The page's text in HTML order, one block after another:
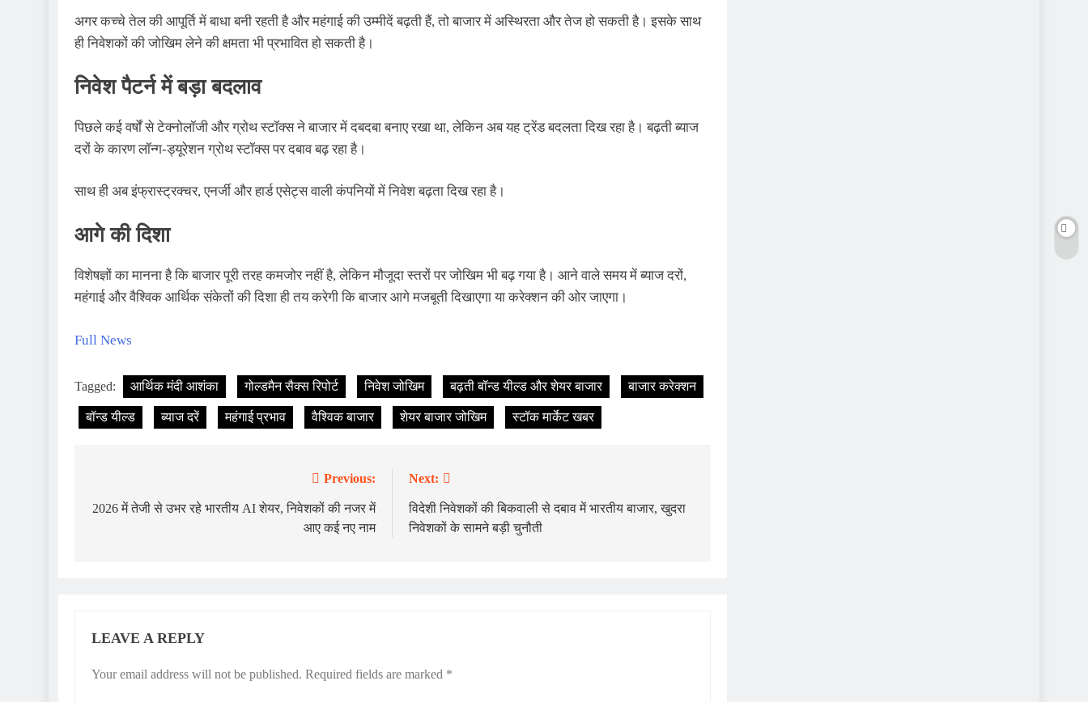
अगर कच्चे तेल की आपूर्ति में बाधा बनी रहती है और महंगाई की उम्मीदें बढ़ती हैं, तो बाजार में अस्थिरता और तेज हो सकती है। इसके साथ
ही निवेशकों की जोखिम लेने की क्षमता भी प्रभावित हो सकती है।
निवेश पैटर्न में बड़ा बदलाव
पिछले कई वर्षों से टेक्नोलॉजी और ग्रोथ स्टॉक्स ने बाजार में दबदबा बनाए रखा था, लेकिन अब यह ट्रेंड बदलता दिख रहा है। बढ़ती ब्याज
दरों के कारण लॉन्ग-ड्यूरेशन ग्रोथ स्टॉक्स पर दबाव बढ़ रहा है।
साथ ही अब इंफ्रास्ट्रक्चर, एनर्जी और हार्ड एसेट्स वाली कंपनियों में निवेश बढ़ता दिख रहा है।
आगे की दिशा
विशेषज्ञों का मानना है कि बाजार पूरी तरह कमजोर नहीं है, लेकिन मौजूदा स्तरों पर जोखिम भी बढ़ गया है। आने वाले समय में ब्याज दरों,
महंगाई और वैश्विक आर्थिक संकेतों की दिशा ही तय करेगी कि बाजार आगे मजबूती दिखाएगा या करेक्शन की ओर जाएगा।
Full News
Tagged: आर्थिक मंदी आशंका गोल्डमैन सैक्स रिपोर्ट निवेश जोखिम बढ़ती बॉन्ड यील्ड और शेयर बाजार बाजार करेक्शन
बॉन्ड यील्ड ब्याज दरें महंगाई प्रभाव वैश्विक बाजार शेयर बाजार जोखिम स्टॉक मार्केट खबर
Previous:
2026 में तेजी से उभर रहे भारतीय AI शेयर, निवेशकों की नजर में
आए कई नए नाम
Next:
विदेशी निवेशकों की बिकवाली से दबाव में भारतीय बाजार, खुदरा
निवेशकों के सामने बड़ी चुनौती
LEAVE A REPLY
Your email address will not be published. Required fields are marked *